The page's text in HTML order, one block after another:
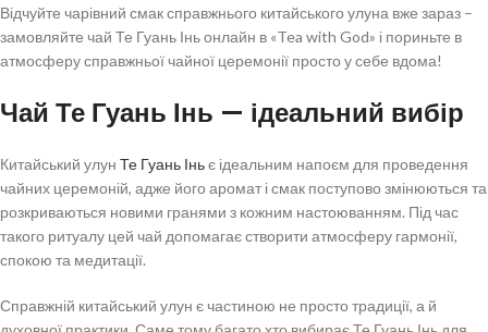
Відчуйте чарівний смак справжнього китайського улуна вже зараз –
замовляйте чай Те Гуань Інь онлайн в «Tea with God» і пориньте в
атмосферу справжньої чайної церемонії просто у себе вдома!
Чай Те Гуань Інь — ідеальний вибір
Китайський улун Те Гуань Іньє ідеальним напоєм для проведення
чайних церемоній, адже його аромат і смак поступово змінюються та
розкриваються новими гранями з кожним настоюванням. Під час
такого ритуалу цей чай допомагає створити атмосферу гармонії,
спокою та медитації.
Справжній китайський улун є частиною не просто традиції, а й